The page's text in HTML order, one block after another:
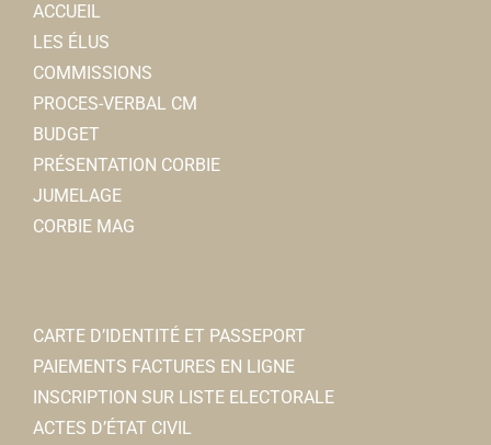
ACCUEIL
LES ÉLUS
COMMISSIONS
PROCES-VERBAL CM
BUDGET
PRÉSENTATION CORBIE
JUMELAGE
CORBIE MAG
CARTE D’IDENTITÉ ET PASSEPORT
PAIEMENTS FACTURES EN LIGNE
INSCRIPTION SUR LISTE ELECTORALE
ACTES D’ÉTAT CIVIL